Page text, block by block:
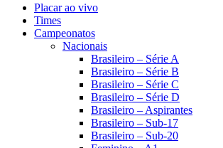
Placar ao vivo
Times
Campeonatos
Nacionais
Brasileiro – Série A
Brasileiro – Série B
Brasileiro – Série C
Brasileiro – Série D
Brasileiro – Aspirantes
Brasileiro – Sub-17
Brasileiro – Sub-20